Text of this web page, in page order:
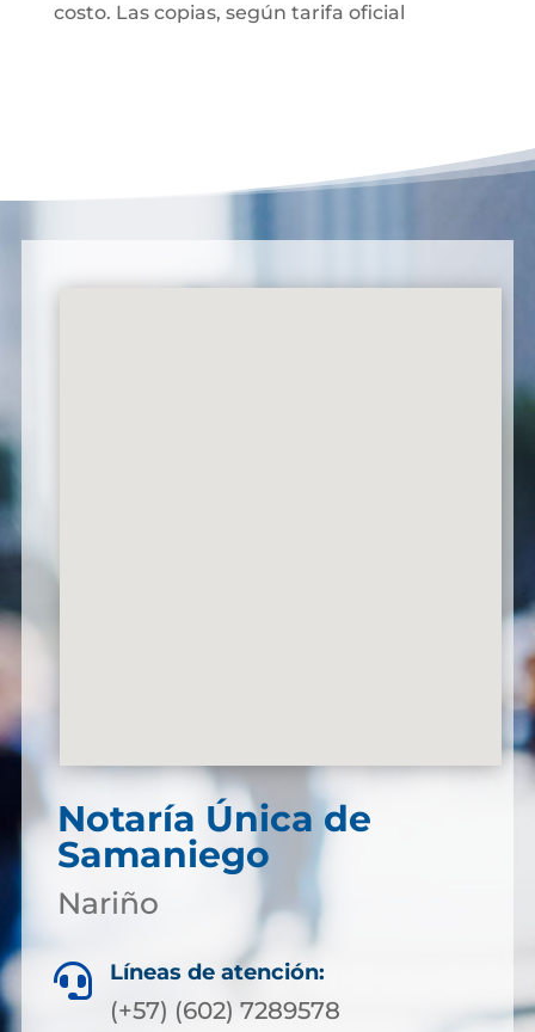
costo. Las copias, según tarifa oficial
Notaría Única de
Samaniego
Nariño
 Líneas de atención:
(+57) (602) 7289578